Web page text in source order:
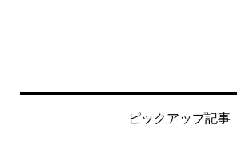
ピックアップ記事